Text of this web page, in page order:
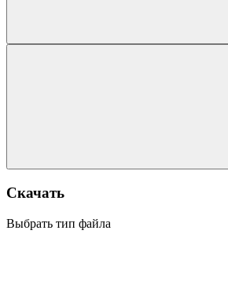
Скачать
Выбрать тип файла